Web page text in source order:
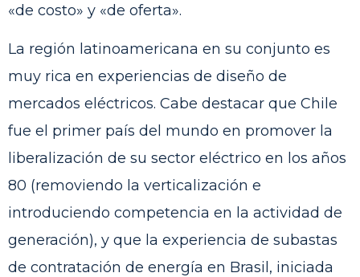
«de costo» y «de oferta».
La región latinoamericana en su conjunto es
muy rica en experiencias de diseño de
mercados eléctricos. Cabe destacar que Chile
fue el primer país del mundo en promover la
liberalización de su sector eléctrico en los años
80 (removiendo la verticalización e
introduciendo competencia en la actividad de
generación), y que la experiencia de subastas
de contratación de energía en Brasil, iniciada